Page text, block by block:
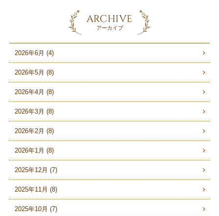
ARCHIVE
アーカイブ
2026年6月 (4)
2026年5月 (8)
2026年4月 (8)
2026年3月 (8)
2026年2月 (8)
2026年1月 (8)
2025年12月 (7)
2025年11月 (8)
2025年10月 (7)